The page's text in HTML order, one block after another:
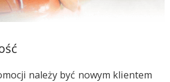
należy być nowym klientem